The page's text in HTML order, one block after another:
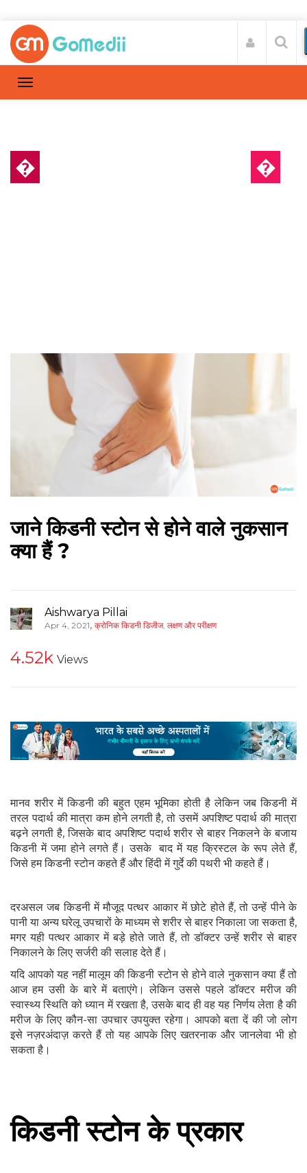
�
�
जाने किडनी स्टोन से होने वाले नुकसान
क्या हैं ?
Aishwarya Pillai
Apr 4, 2021, क्रोनिक किडनी डिजीज, लक्षण और परीक्षण
4.52k Views
मानव शरीर में किडनी की बहुत एहम भूमिका होती है लेकिन जब किडनी में
तरल पदार्थ की मात्रा कम होने लगती है, तो उसमें अपशिष्ट पदार्थ की मात्रा
बढ़ने लगती है, जिसके बाद अपशिष्ट पदार्थ शरीर से बाहर निकलने के बजाय
किडनी में जमा होने लगते हैं। उसके बाद में यह क्रिस्टल के रूप लेते हैं,
जिसे हम किडनी स्टोन कहते हैं और हिंदी में गुर्दे की पथरी भी कहते हैं।
दरअसल जब किडनी में मौजूद पत्थर आकार में छोटे होते हैं, तो उन्हें पीने के
पानी या अन्य घरेलू उपचारों के माध्यम से शरीर से बाहर निकाला जा सकता है,
मगर यही पत्थर आकार में बड़े होते जाते हैं, तो डॉक्टर उन्हें शरीर से बाहर
निकालने के लिए सर्जरी की सलाह देते हैं।
यदि आपको यह नहीं मालूम की किडनी स्टोन से होने वाले नुकसान क्या हैं तो
आज हम उसी के बारे में बताएंगे। लेकिन उससे पहले डॉक्टर मरीज की
स्वास्थ्य स्थिति को ध्यान में रखता है, उसके बाद ही वह यह निर्णय लेता है की
मरीज के लिए कौन-सा उपचार उपयुक्त रहेगा। आपको बता दें की जो लोग
इसे नज़रअंदाज़ करते हैं तो यह आपके लिए खतरनाक और जानलेवा भी हो
सकता है।
किडनी स्टोन के प्रकार